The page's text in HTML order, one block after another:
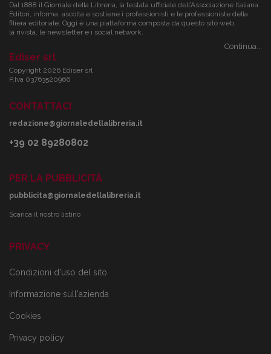
Dal 1888 il Giornale della Libreria, la testata ufficiale dell’Associazione Italiana
Editori, informa, ascolta e sostiene i professionisti e le professioniste della
filiera editoriale. Oggi è una piattaforma composta da questo sito web,
la rivista, le newsletter e i social network.
Continua...
Ediser srl
Copyright 2026 Ediser srl
P.Iva 03763520966
CONTATTACI
redazione@giornaledellalibreria.it
+39 02 89280802
PER LA PUBBLICITÀ
pubblicita@giornaledellalibreria.it
Scarica il nostro listino
PRIVACY
Condizioni d'uso del sito
Informazione sull'azienda
Cookies
Privacy policy